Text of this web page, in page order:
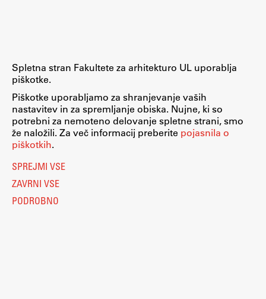
Spletna stran Fakultete za arhitekturo UL uporablja
piškotke.
Piškotke uporabljamo za shranjevanje vaših
nastavitev in za spremljanje obiska. Nujne, ki so
potrebni za nemoteno delovanje spletne strani, smo
že naložili. Za več informacij preberite pojasnila o
piškotkih.
SPREJMI VSE
ZAVRNI VSE
PODROBNO